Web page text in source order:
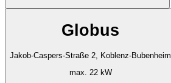
Globus
Jakob-Caspers-Straße 2, Koblenz-Bubenheim
max. 22 kW